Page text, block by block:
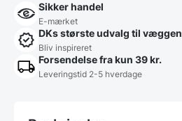
Sikker handel
E-mærket
DKs største udvalg til væggen
Bliv inspireret
Forsendelse fra kun 39 kr.
Leveringstid 2-5 hverdage